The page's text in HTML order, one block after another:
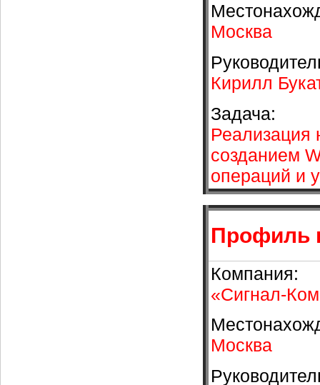
Москва
Кирилл
Задача:
Реализация
созданием
операций и
Профиль
Компания:
«Сигнал-
Москва